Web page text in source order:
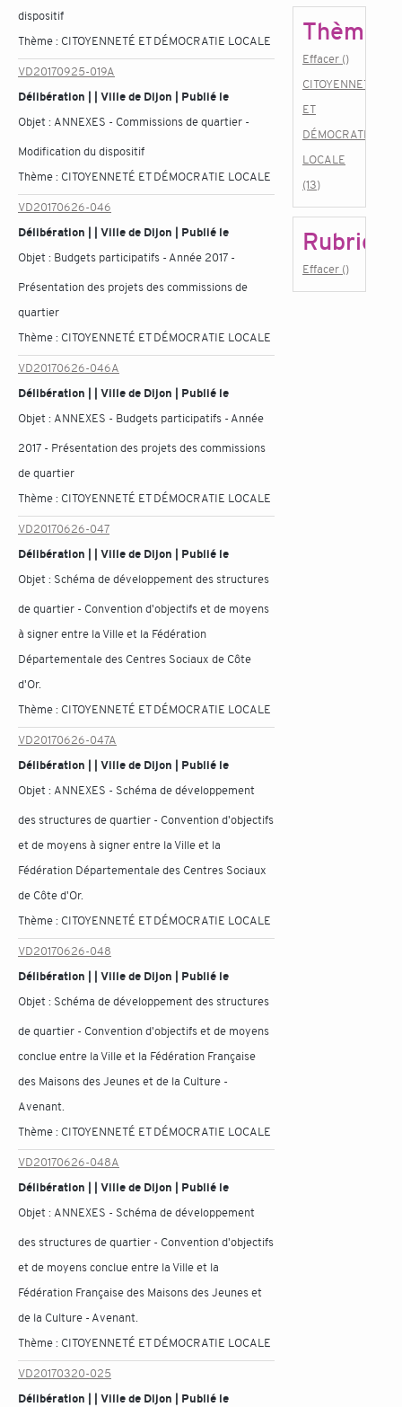
dispositif
Thème : CITOYENNETÉ ET DÉMOCRATIE LOCALE
VD20170925-019A
Délibération | | Ville de Dijon | Publié le
Objet : ANNEXES - Commissions de quartier -
Modification du dispositif
Thème : CITOYENNETÉ ET DÉMOCRATIE LOCALE
VD20170626-046
Délibération | | Ville de Dijon | Publié le
Objet : Budgets participatifs - Année 2017 -
Présentation des projets des commissions de
quartier
Thème : CITOYENNETÉ ET DÉMOCRATIE LOCALE
VD20170626-046A
Délibération | | Ville de Dijon | Publié le
Objet : ANNEXES - Budgets participatifs - Année
2017 - Présentation des projets des commissions
de quartier
Thème : CITOYENNETÉ ET DÉMOCRATIE LOCALE
VD20170626-047
Délibération | | Ville de Dijon | Publié le
Objet : Schéma de développement des structures
de quartier - Convention d'objectifs et de moyens
à signer entre la Ville et la Fédération
Départementale des Centres Sociaux de Côte
d'Or.
Thème : CITOYENNETÉ ET DÉMOCRATIE LOCALE
VD20170626-047A
Délibération | | Ville de Dijon | Publié le
Objet : ANNEXES - Schéma de développement
des structures de quartier - Convention d'objectifs
et de moyens à signer entre la Ville et la
Fédération Départementale des Centres Sociaux
de Côte d'Or.
Thème : CITOYENNETÉ ET DÉMOCRATIE LOCALE
VD20170626-048
Délibération | | Ville de Dijon | Publié le
Objet : Schéma de développement des structures
de quartier - Convention d'objectifs et de moyens
conclue entre la Ville et la Fédération Française
des Maisons des Jeunes et de la Culture -
Avenant.
Thème : CITOYENNETÉ ET DÉMOCRATIE LOCALE
VD20170626-048A
Délibération | | Ville de Dijon | Publié le
Objet : ANNEXES - Schéma de développement
des structures de quartier - Convention d'objectifs
et de moyens conclue entre la Ville et la
Fédération Française des Maisons des Jeunes et
de la Culture - Avenant.
Thème : CITOYENNETÉ ET DÉMOCRATIE LOCALE
VD20170320-025
Délibération | | Ville de Dijon | Publié le
Thème
Effacer ()
CITOYENNETÉ
ET
DÉMOCRATIE
LOCALE
(13)
Rubrique
Effacer ()